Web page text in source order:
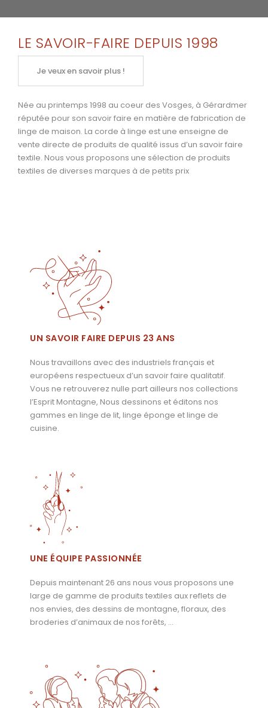
LE SAVOIR-FAIRE DEPUIS 1998
Je veux en savoir plus !
Née au printemps 1998 au coeur des Vosges, à Gérardmer
réputée pour son savoir faire en matière de fabrication de
linge de maison. La corde à linge est une enseigne de
vente directe de produits de qualité issus d’un savoir faire
textile. Nous vous proposons une sélection de produits
textiles de diverses marques à de petits prix
UN SAVOIR FAIRE DEPUIS 23 ANS
Nous travaillons avec des industriels français et
européens respectueux d’un savoir faire qualitatif.
Vous ne retrouverez nulle part ailleurs nos collections
l’Esprit Montagne, Nous dessinons et éditons nos
gammes en linge de lit, linge éponge et linge de
cuisine.
UNE ÉQUIPE PASSIONNÉE
Depuis maintenant 26 ans nous vous proposons une
large de gamme de produits textiles aux reflets de
nos envies, des dessins de montagne, floraux, des
broderies d’animaux de nos forêts, …